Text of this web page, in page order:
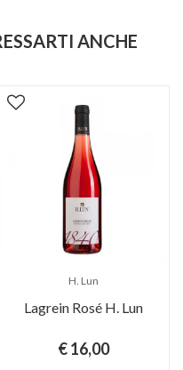
ANCHE
H. Lun
Lagrein Rosé H. Lun
€ 16,00